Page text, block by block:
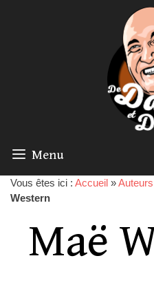
Menu
Vous êtes ici : Accueil »Auteurs
Western
Maë